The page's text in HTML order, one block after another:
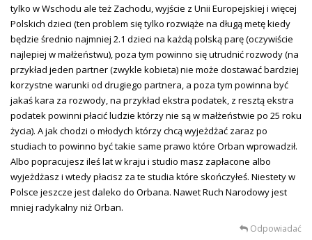
tylko w Wschodu ale też Zachodu, wyjście z Unii Europejskiej i więcej
Polskich dzieci (ten problem się tylko rozwiąże na długą metę kiedy
będzie średnio najmniej 2.1 dzieci na każdą polską parę (oczywiście
najlepiej w małżeństwu), poza tym powinno się utrudnić rozwody (na
przykład jeden partner (zwykle kobieta) nie może dostawać bardziej
korzystne warunki od drugiego partnera, a poza tym powinna być
jakaś kara za rozwody, na przykład ekstra podatek, z resztą ekstra
podatek powinni płacić ludzie którzy nie są w małżeństwie po 25 roku
życia). A jak chodzi o młodych którzy chcą wyjeżdżać zaraz po
studiach to powinno być takie same prawo które Orban wprowadził.
Albo popracujesz ileś lat w kraju i studio masz zapłacone albo
wyjeżdżasz i wtedy płacisz za te studia które skończyłeś. Niestety w
Polsce jeszcze jest daleko do Orbana. Nawet Ruch Narodowy jest
mniej radykalny niż Orban.
Odpowiadać